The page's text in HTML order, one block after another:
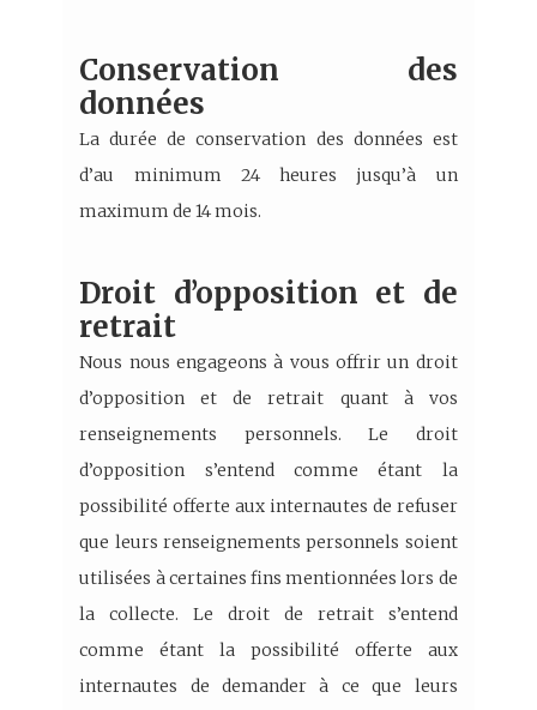
Conservation des
données
La durée de conservation des données est
d’au minimum 24 heures jusqu’à un
maximum de 14 mois.
Droit d’opposition et de
retrait
Nous nous engageons à vous offrir un droit
d’opposition et de retrait quant à vos
renseignements personnels. Le droit
d’opposition s’entend comme étant la
possibilité offerte aux internautes de refuser
que leurs renseignements personnels soient
utilisées à certaines fins mentionnées lors de
la collecte. Le droit de retrait s’entend
comme étant la possibilité offerte aux
internautes de demander à ce que leurs